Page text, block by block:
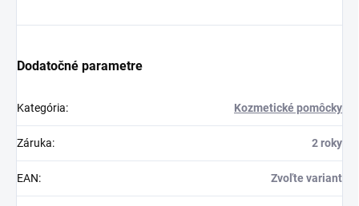
Dodatočné parametre
Kategória: Kozmetické pomôcky
Záruka: 2 roky
EAN: Zvoľte variant